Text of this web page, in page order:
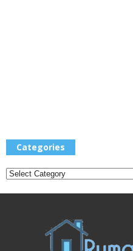
Categories